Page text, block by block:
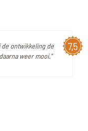
7,5
de ontwikkeling de
weer mooi."